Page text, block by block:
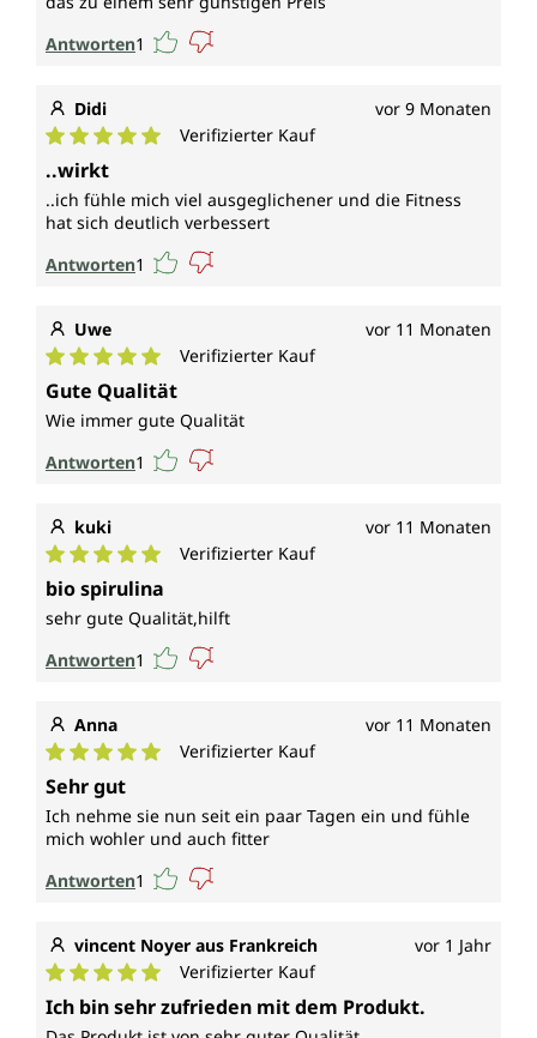
Antworten1
Didi vor 9 Monaten
Durchschnittliche Bewertung von 5 von 5 Sternen
Verifizierter Kauf
..wirkt
..ich fühle mich viel ausgeglichener und die Fitness
hat sich deutlich verbessert
Antworten1
Uwe vor 11 Monaten
Durchschnittliche Bewertung von 5 von 5 Sternen
Verifizierter Kauf
Gute Qualität
Wie immer gute Qualität
Antworten1
kuki vor 11 Monaten
Durchschnittliche Bewertung von 5 von 5 Sternen
Verifizierter Kauf
bio spirulina
sehr gute Qualität,hilft
Antworten1
Anna vor 11 Monaten
Durchschnittliche Bewertung von 5 von 5 Sternen
Verifizierter Kauf
Sehr gut
Ich nehme sie nun seit ein paar Tagen ein und fühle
mich wohler und auch fitter
Antworten1
vincent Noyer aus Frankreich vor 1 Jahr
Durchschnittliche Bewertung von 5 von 5 Sternen
Verifizierter Kauf
Ich bin sehr zufrieden mit dem Produkt.